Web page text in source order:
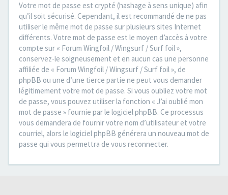
Votre mot de passe est crypté (hashage à sens unique) afin
qu’il soit sécurisé. Cependant, il est recommandé de ne pas
utiliser le même mot de passe sur plusieurs sites Internet
différents. Votre mot de passe est le moyen d’accès à votre
compte sur « Forum Wingfoil / Wingsurf / Surf foil »,
conservez-le soigneusement et en aucun cas une personne
affiliée de « Forum Wingfoil / Wingsurf / Surf foil », de
phpBB ou une d’une tierce partie ne peut vous demander
légitimement votre mot de passe. Si vous oubliez votre mot
de passe, vous pouvez utiliser la fonction « J’ai oublié mon
mot de passe » fournie par le logiciel phpBB. Ce processus
vous demandera de fournir votre nom d’utilisateur et votre
courriel, alors le logiciel phpBB générera un nouveau mot de
passe qui vous permettra de vous reconnecter.